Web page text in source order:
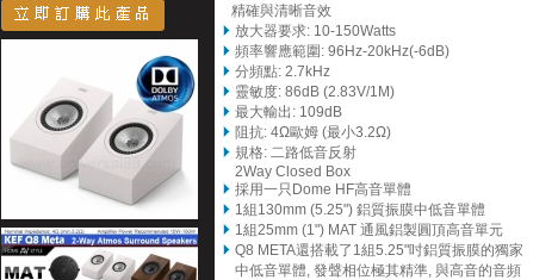
精確與清晰音效
放大器要求: 10-150Watts
頻率響應範圍: 96Hz-20kHz(-6dB)
分頻點: 2.7kHz
靈敏度: 86dB (2.83V/1M)
最大輸出: 109dB
阻抗: 4Ω歐姆 (最小3.2Ω)
規格: 二路低音反射
2Way Closed Box
採用一只Dome HF高音單體
1組130mm (5.25") 鋁質振膜中低音單體
1組25mm (1") MAT 通風鋁製圓頂高音單元
Q8 META還搭載了1組5.25"吋鋁質振膜的獨家
中低音單體, 發聲相位極其精準, 與高音的音頻